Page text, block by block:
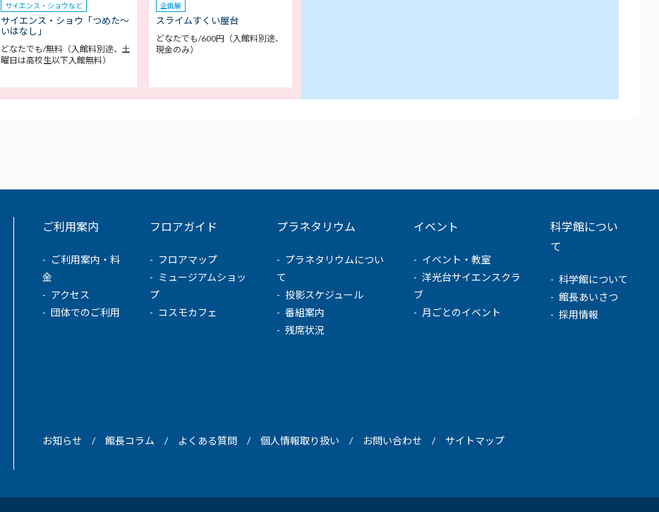
サイエンス・ショウなど
サイエンス・ショウ「つめた～
いはなし」
どなたでも/無料（入館料別途、土
曜日は高校生以下入館無料）
企画展
スライムすくい屋台
どなたでも/600円（入館料別途、
現金のみ）
ご利用案内
ご利用案内・料
金
アクセス
団体でのご利用
フロアガイド
フロアマップ
ミュージアムショッ
プ
コスモカフェ
プラネタリウム
プラネタリウムについ
て
投影スケジュール
番組案内
残席状況
イベント
イベント・教室
洋光台サイエンスクラ
ブ
月ごとのイベント
科学館につい
て
科学館について
館長あいさつ
採用情報
お知らせ 館長コラム よくある質問 個人情報取り扱い お問い合わせ サイトマップ